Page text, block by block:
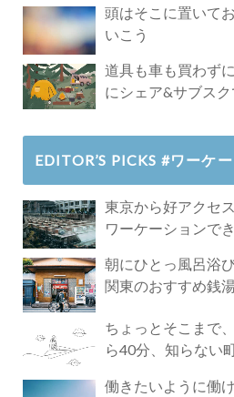
頭はそこに置いて
いこう
道具も車も買わず
にシェア&サブス
EDITOR’S PICKS #ワーケ
東京から好アクセ
ワーケーションで
朝にひとっ風呂浴
関東のおすすめ銭
ちょっとそこまで
ら40分、知らない
働きたいように働